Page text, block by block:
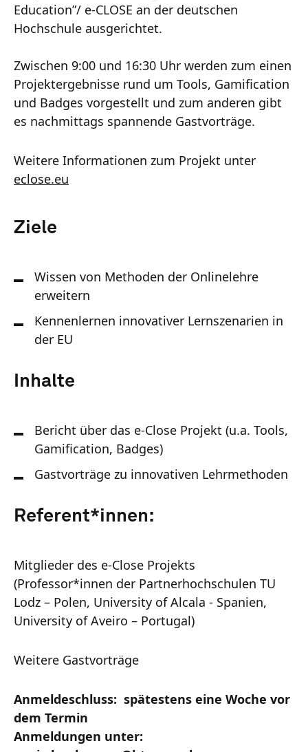
Education”/ e-CLOSE an der deutschen
Hochschule ausgerichtet.
Zwischen 9:00 und 16:30 Uhr werden zum einen
Projektergebnisse rund um Tools, Gamification
und Badges vorgestellt und zum anderen gibt
es nachmittags spannende Gastvorträge.
Weitere Informationen zum Projekt unter
eclose.eu
Ziele
Wissen von Methoden der Onlinelehre
erweitern
Kennenlernen innovativer Lernszenarien in
der EU
Inhalte
Bericht über das e-Close Projekt (u.a. Tools,
Gamification, Badges)
Gastvorträge zu innovativen Lehrmethoden
Referent*innen:
Mitglieder des e-Close Projekts
(Professor*innen der Partnerhochschulen TU
Lodz – Polen, University of Alcala - Spanien,
University of Aveiro – Portugal)
Weitere Gastvorträge
Anmeldeschluss: spätestens eine Woche vor
dem Termin
Anmeldungen unter: